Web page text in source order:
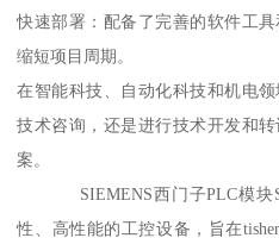
快速部署：配备了完善的软件工
缩短项目周期。
在智能科技、自动化科技和机电
技术咨询，还是进行技术开发和
案。
SIEMENS西门子PLC模块
性、高性能的工控设备，旨在